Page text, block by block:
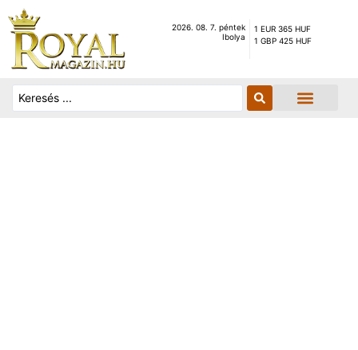
2026. 08. 7. péntek
Ibolya
1 EUR 365 HUF
1 GBP 425 HUF